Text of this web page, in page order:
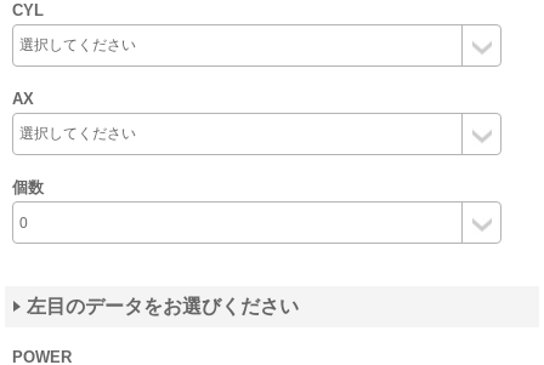
CYL
AX
個数
左目のデータをお選びください
POWER